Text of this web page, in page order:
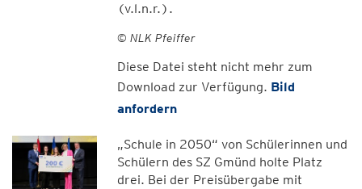
(v.l.n.r.).
© NLK Pfeiffer
Diese Datei steht nicht mehr zum
Download zur Verfügung. Bild
anfordern
„Schule in 2050“ von Schülerinnen und
Schülern des SZ Gmünd holte Platz
drei. Bei der Preisübergabe mit